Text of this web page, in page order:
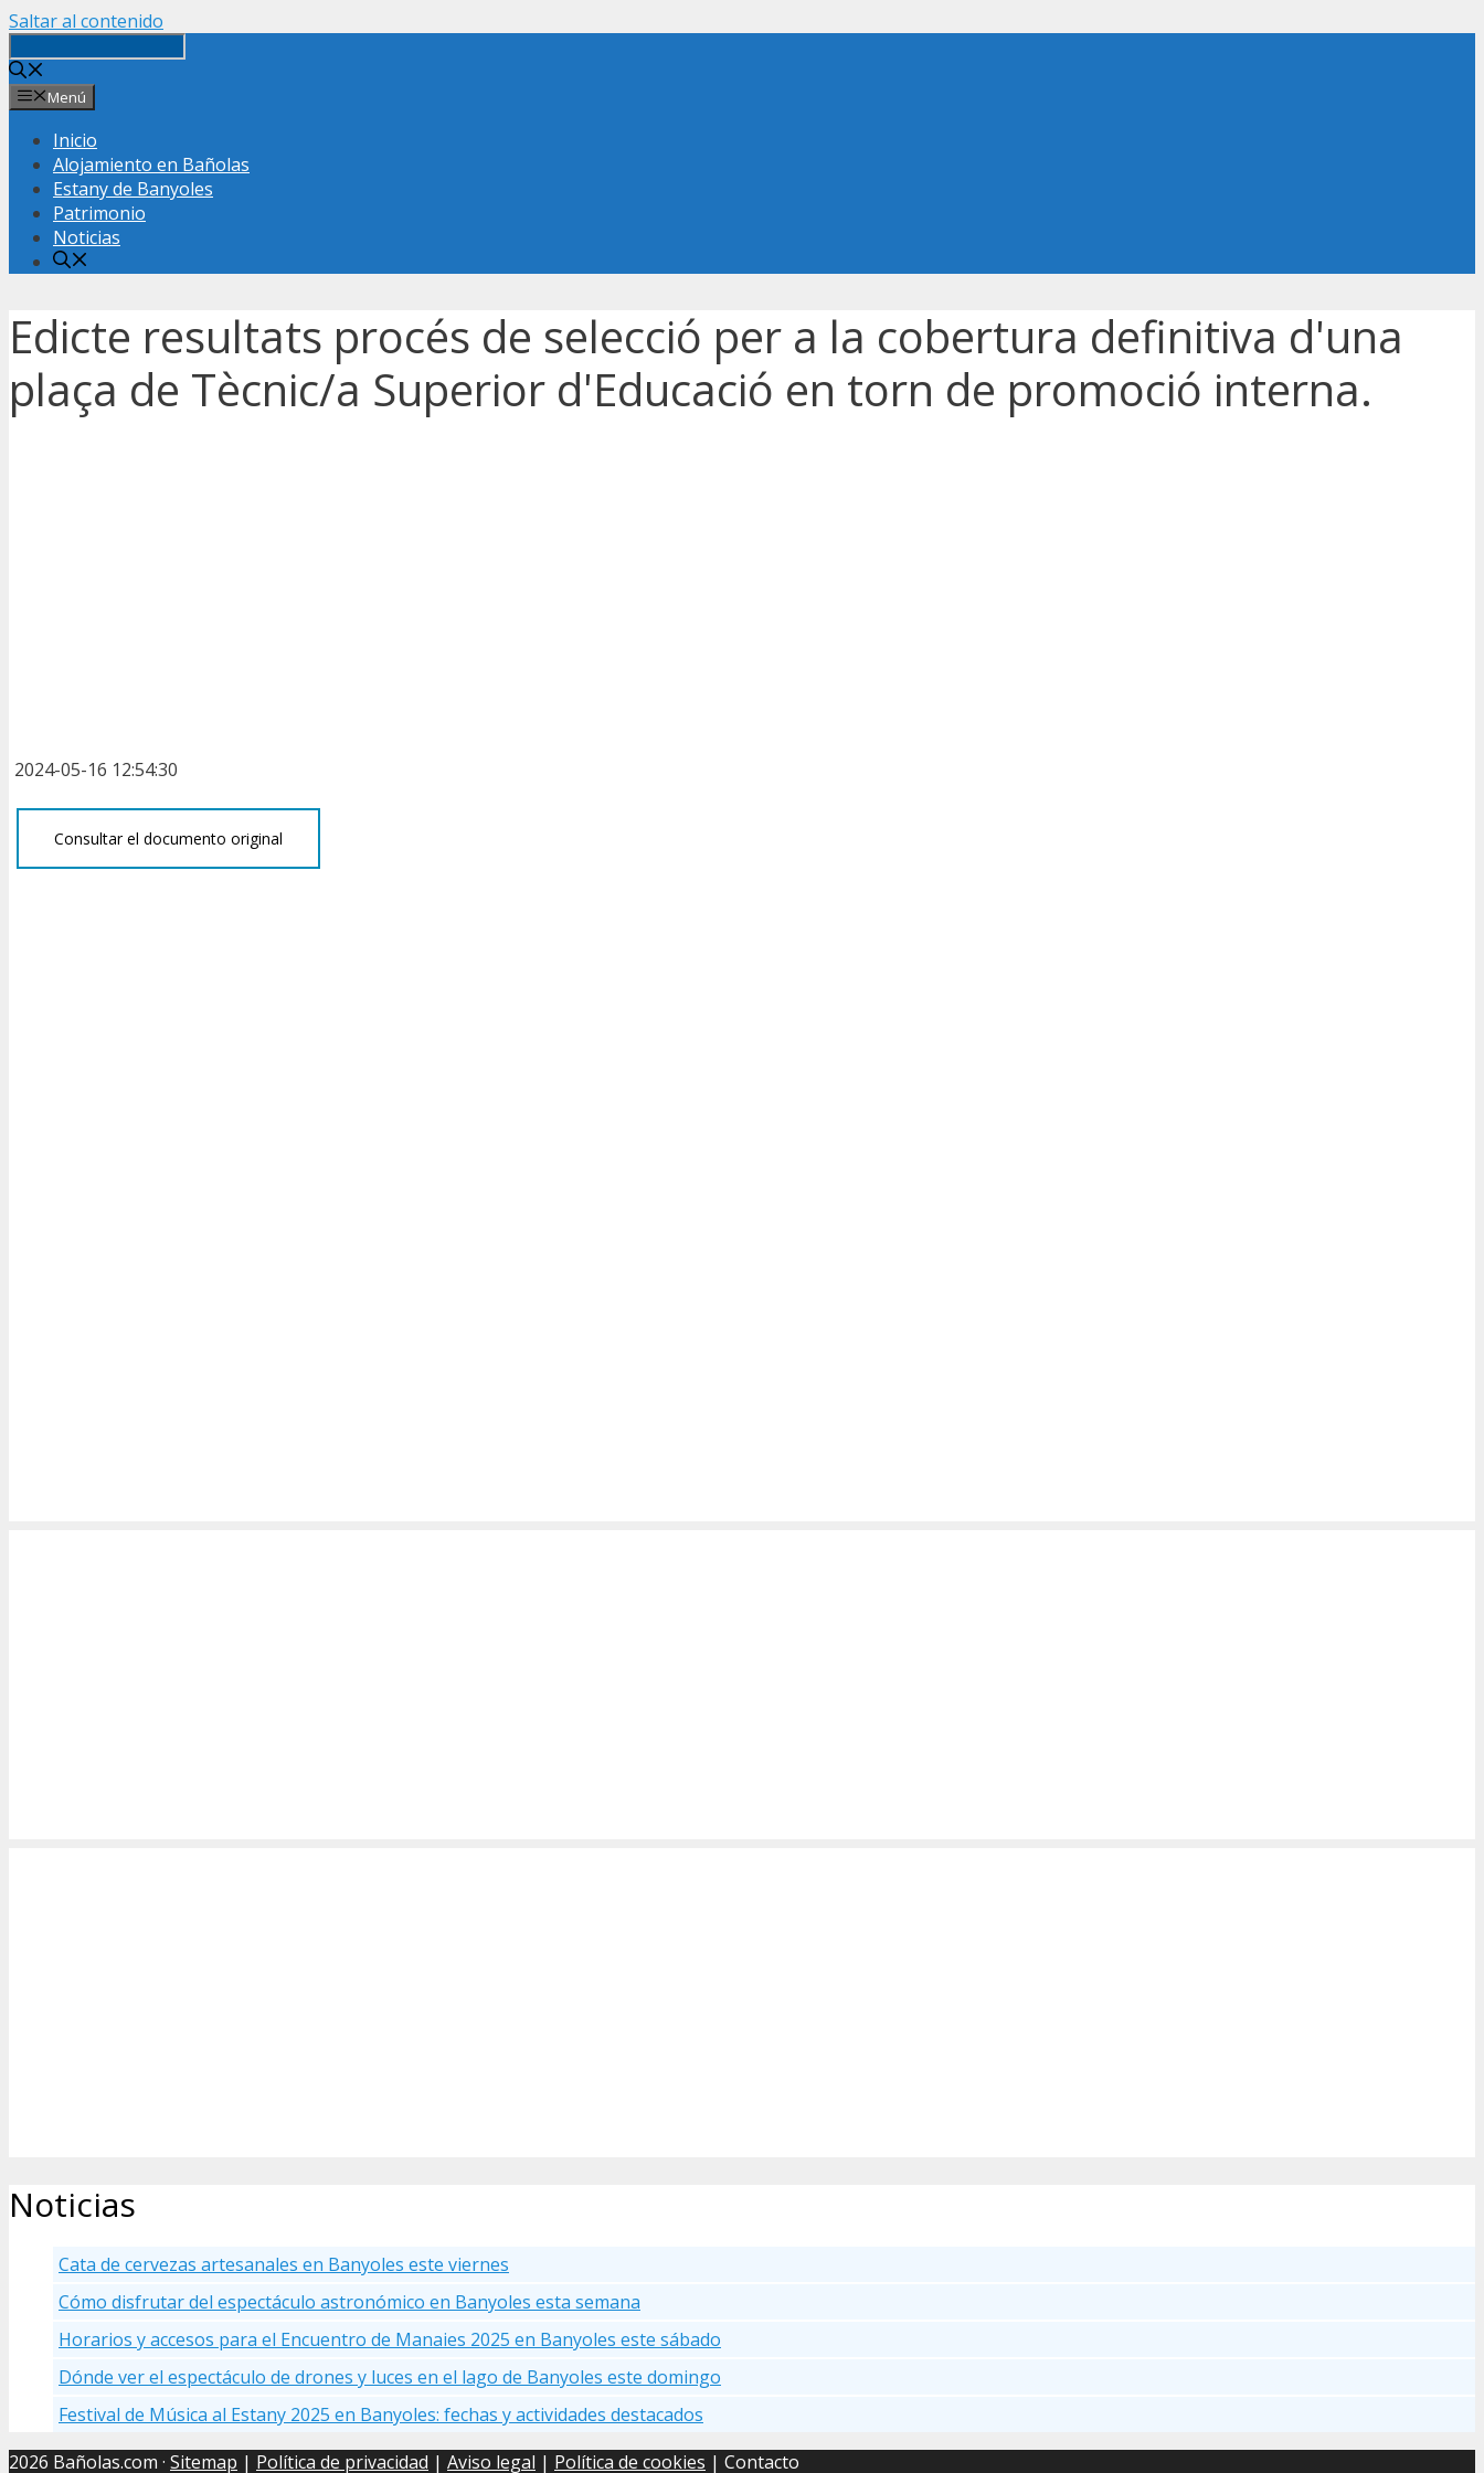
Saltar al contenido
Menú
Inicio
Alojamiento en Bañolas
Estany de Banyoles
Patrimonio
Noticias
Edicte resultats procés de selecció per a la cobertura definitiva d'una
plaça de Tècnic/a Superior d'Educació en torn de promoció interna.
2024-05-16 12:54:30
Consultar el documento original
Noticias
Cata de cervezas artesanales en Banyoles este viernes
Cómo disfrutar del espectáculo astronómico en Banyoles esta semana
Horarios y accesos para el Encuentro de Manaies 2025 en Banyoles este sábado
Dónde ver el espectáculo de drones y luces en el lago de Banyoles este domingo
Festival de Música al Estany 2025 en Banyoles: fechas y actividades destacados
2026 Bañolas.com · Sitemap | Política de privacidad | Aviso legal | Política de cookies | Contacto